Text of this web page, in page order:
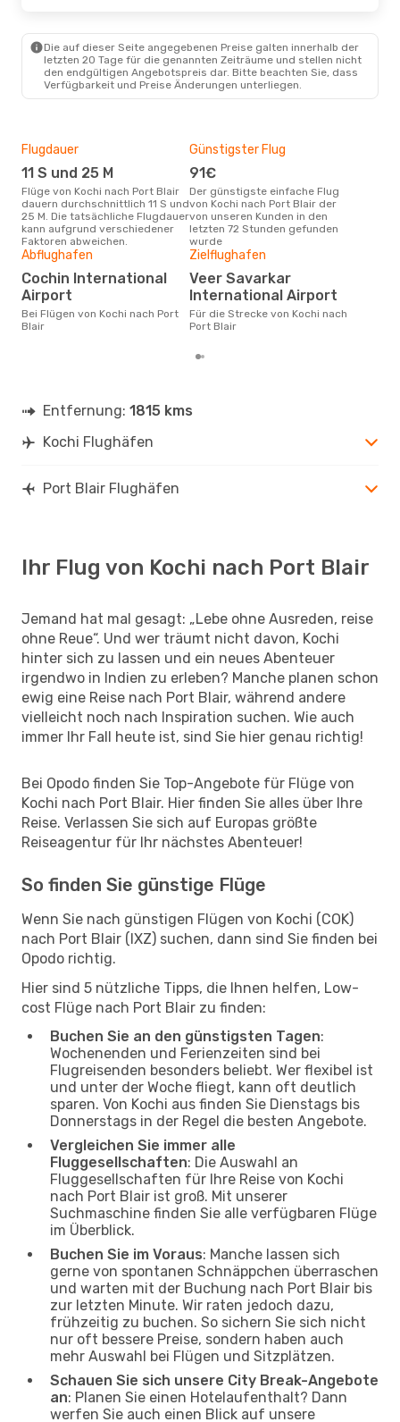
IXZ
- COK
Mo., 12. Okt.- Do., 15. Okt.
IXZ- COK
Die auf dieser Seite angegebenen Preise galten innerhalb der
letzten 20 Tage für die genannten Zeiträume und stellen nicht
den endgültigen Angebotspreis dar. Bitte beachten Sie, dass
Verfügbarkeit und Preise Änderungen unterliegen.
Flugdauer
11 S und 25 M
Flüge von Kochi nach Port Blair
dauern durchschnittlich 11 S und
25 M. Die tatsächliche Flugdauer
kann aufgrund verschiedener
Faktoren abweichen.
Günstigster Flug
91€
Der günstigste einfache Flug
von Kochi nach Port Blair der
von unseren Kunden in den
letzten 72 Stunden gefunden
wurde
Abflughafen
Cochin International
Airport
Bei Flügen von Kochi nach Port
Blair
Zielflughafen
Veer Savarkar
International Airport
Für die Strecke von Kochi nach
Port Blair
Entfernung: 1815 kms
Kochi Flughäfen
Port Blair Flughäfen
Ihr Flug von Kochi nach Port Blair
Jemand hat mal gesagt: „Lebe ohne Ausreden, reise
ohne Reue“. Und wer träumt nicht davon, Kochi
hinter sich zu lassen und ein neues Abenteuer
irgendwo in Indien zu erleben? Manche planen schon
ewig eine Reise nach Port Blair, während andere
vielleicht noch nach Inspiration suchen. Wie auch
immer Ihr Fall heute ist, sind Sie hier genau richtig!
Bei Opodo finden Sie Top-Angebote für Flüge von
Kochi nach Port Blair. Hier finden Sie alles über Ihre
Reise. Verlassen Sie sich auf Europas größte
Reiseagentur für Ihr nächstes Abenteuer!
So finden Sie günstige Flüge
Wenn Sie nach günstigen Flügen von Kochi (COK)
nach Port Blair (IXZ) suchen, dann sind Sie finden bei
Opodo richtig.
Hier sind 5 nützliche Tipps, die Ihnen helfen, Low-
cost Flüge nach Port Blair zu finden:
Buchen Sie an den günstigsten Tagen:
Wochenenden und Ferienzeiten sind bei
Flugreisenden besonders beliebt. Wer flexibel ist
und unter der Woche fliegt, kann oft deutlich
sparen. Von Kochi aus finden Sie Dienstags bis
Donnerstags in der Regel die besten Angebote.
Vergleichen Sie immer alle
Fluggesellschaften: Die Auswahl an
Fluggesellschaften für Ihre Reise von Kochi
nach Port Blair ist groß. Mit unserer
Suchmaschine finden Sie alle verfügbaren Flüge
im Überblick.
Buchen Sie im Voraus: Manche lassen sich
gerne von spontanen Schnäppchen überraschen
und warten mit der Buchung nach Port Blair bis
zur letzten Minute. Wir raten jedoch dazu,
frühzeitig zu buchen. So sichern Sie sich nicht
nur oft bessere Preise, sondern haben auch
mehr Auswahl bei Flügen und Sitzplätzen.
Schauen Sie sich unsere City Break-Angebote
an: Planen Sie einen Hotelaufenthalt? Dann
werfen Sie auch einen Blick auf unsere